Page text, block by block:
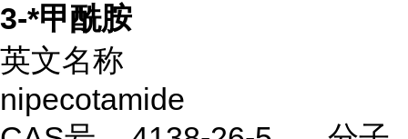
3-*甲酰胺
英文名称
nipecotamide